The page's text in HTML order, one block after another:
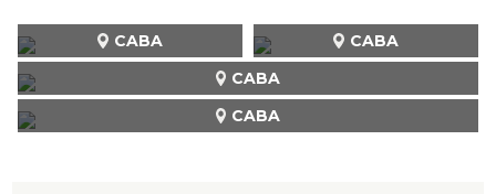
CABA
CABA CABA
CABA